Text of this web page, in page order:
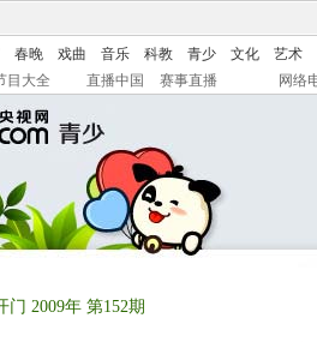
春晚 戏曲 音乐 科教 青少 文化
艺术
目大全 直播中国 赛事直播 网络
门 2009年 第152期